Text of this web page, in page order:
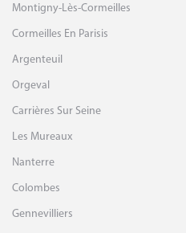
Montigny-Lès-Cormeilles
Cormeilles En Parisis
Argenteuil
Orgeval
Carrières Sur Seine
Les Mureaux
Nanterre
Colombes
Gennevilliers